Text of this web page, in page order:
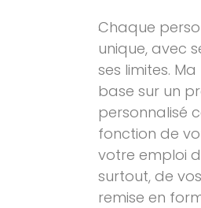
.Chaque
unique, avec
ses limites.
base sur un
personnalisé
fonction de
votre emploi
surtout, de
remise en